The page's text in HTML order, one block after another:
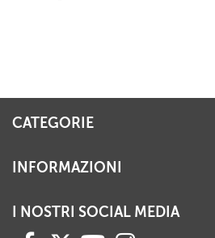
CATEGORIE
INFORMAZIONI
I NOSTRI SOCIAL MEDIA